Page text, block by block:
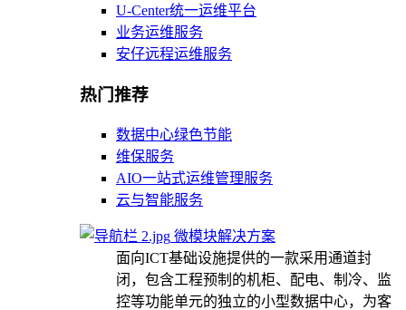
U-Center统一运维平台
业务运维服务
安仔远程运维服务
热门推荐
数据中心绿色节能
维保服务
AIO一站式运维管理服务
云与智能服务
微模块解决方案
面向ICT基础设施提供的一款采用通道封
闭，包含工程预制的机柜、配电、制冷、监
控等功能单元的独立的小型数据中心，为客